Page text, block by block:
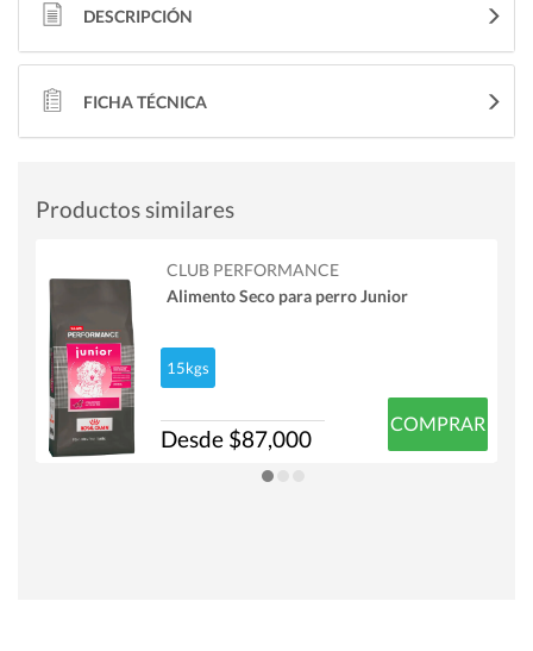
DESCRIPCIÓN
FICHA TÉCNICA
Productos similares
CLUB PERFORMANCE
Alimento Seco para perro Junior
15kgs
Desde $87,000
COMPRAR